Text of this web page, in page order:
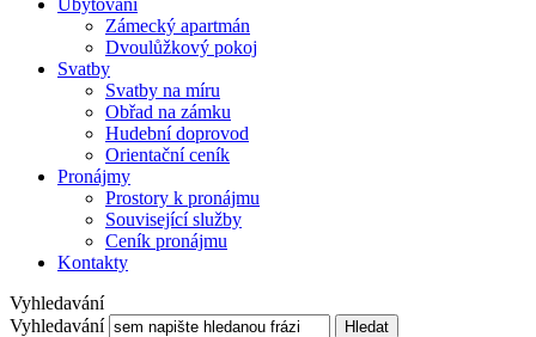
Ubytování
Zámecký apartmán
Dvoulůžkový pokoj
Svatby
Svatby na míru
Obřad na zámku
Hudební doprovod
Orientační ceník
Pronájmy
Prostory k pronájmu
Související služby
Ceník pronájmu
Kontakty
Vyhledavání
Vyhledavání
Hledat